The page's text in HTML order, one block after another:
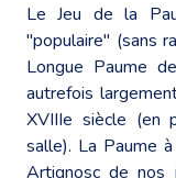
Le Jeu de la
"populaire" (sans
Longue Paume
autrefois
XVIIIe siècle (en
salle). La Paume
Artignosc de nos